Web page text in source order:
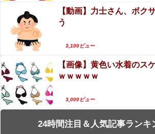
【動画】力士さん、ボク
う
3,100ビュー
【画像】黄色い水着のス
ｗｗｗｗｗ
3,000ビュー
24時間注目＆人気記事ラン